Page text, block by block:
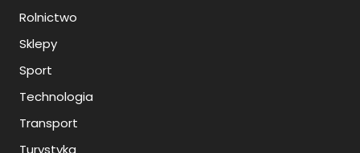
Rolnictwo
Sklepy
Sport
Technologia
Transport
Turystyka